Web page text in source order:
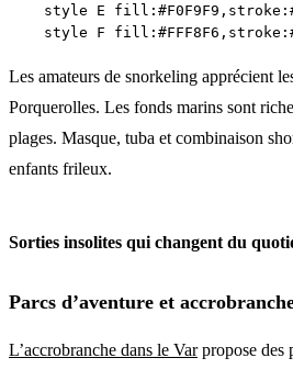
style E
Les amateurs de snorkeling apprécient
Porquerolles. Les fonds marins sont
plages. Masque, tuba et combinaison
enfants frileux.
Sorties insolites qui changent du
Parcs d’aventure et
L’accrobranche dans le Varpropose des